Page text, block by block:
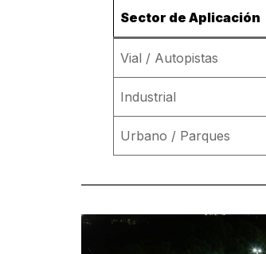
Sector de Aplicación
Vial / Autopistas
Industrial
Urbano / Parques